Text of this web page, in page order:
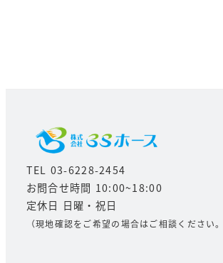
TEL 03-6228-2454
お問合せ時間 10:00~18:00
定休日 日曜・祝日
（現地確認をご希望の場合はご相談ください。